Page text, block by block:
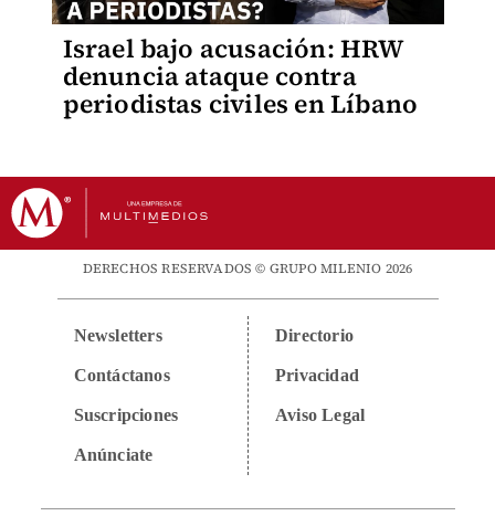
Israel bajo acusación: HRW
denuncia ataque contra
periodistas civiles en Líbano
DERECHOS RESERVADOS © GRUPO MILENIO 2026
Newsletters
Contáctanos
Suscripciones
Anúnciate
Directorio
Privacidad
Aviso Legal